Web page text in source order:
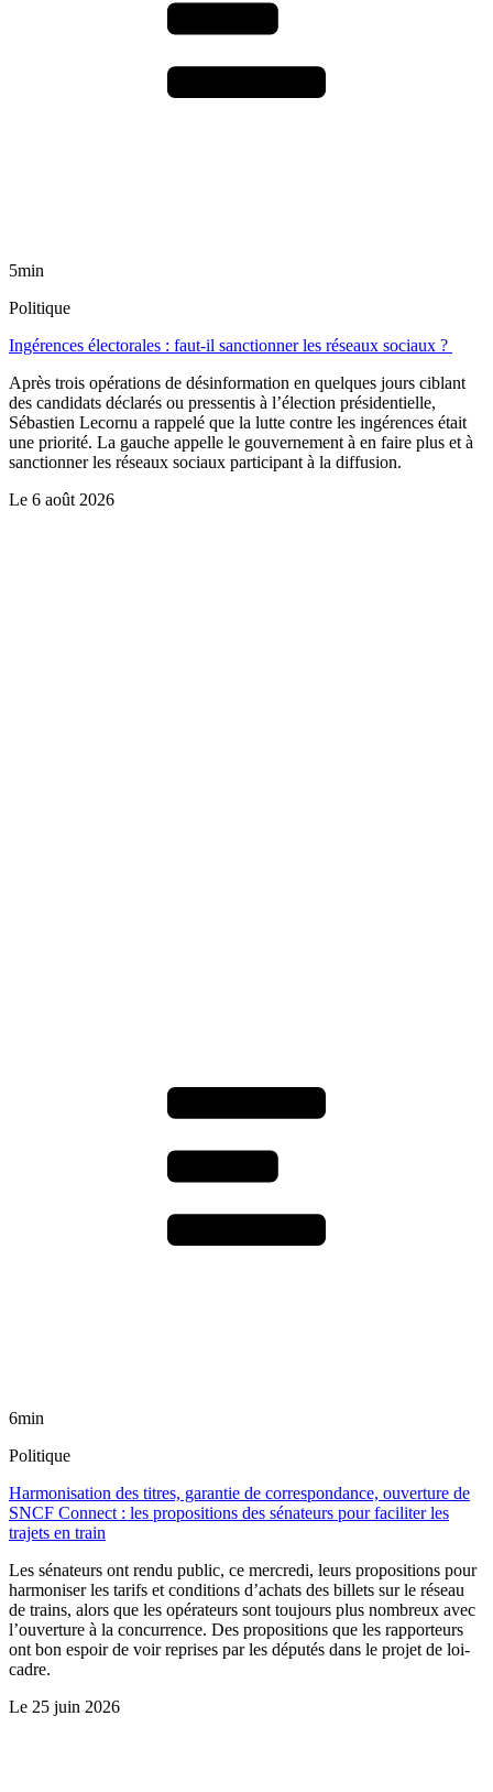
5min
Politique
Ingérences électorales : faut-il sanctionner les réseaux sociaux ?
Après trois opérations de désinformation en quelques jours ciblant
des candidats déclarés ou pressentis à l’élection présidentielle,
Sébastien Lecornu a rappelé que la lutte contre les ingérences était
une priorité. La gauche appelle le gouvernement à en faire plus et à
sanctionner les réseaux sociaux participant à la diffusion.
Le 6 août 2026
6min
Politique
Harmonisation des titres, garantie de correspondance, ouverture de
SNCF Connect : les propositions des sénateurs pour faciliter les
trajets en train
Les sénateurs ont rendu public, ce mercredi, leurs propositions pour
harmoniser les tarifs et conditions d’achats des billets sur le réseau
de trains, alors que les opérateurs sont toujours plus nombreux avec
l’ouverture à la concurrence. Des propositions que les rapporteurs
ont bon espoir de voir reprises par les députés dans le projet de loi-
cadre.
Le 25 juin 2026